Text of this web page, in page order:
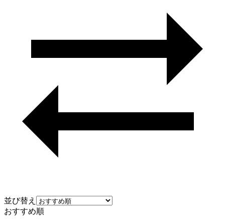
並び替え
おすすめ順